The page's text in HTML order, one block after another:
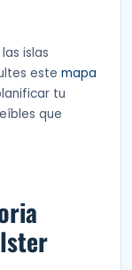
islas
este mapa
tu
que